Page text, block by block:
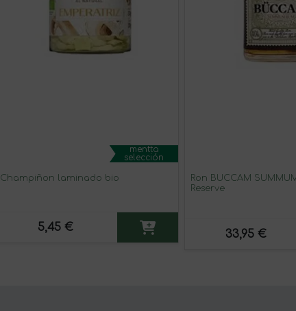
mentta
selección
Champiñon laminado bio
5,45 €
Ron BÜCCAM
Reserve
33,95 €